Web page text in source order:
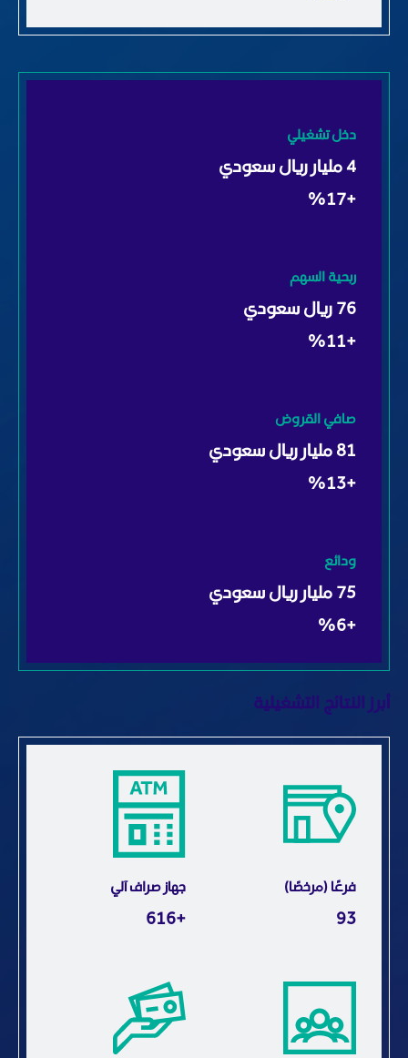
دخل تشغيلي
مليار ريال سعودي
ربحية السهم
2.00ريال سعودي
صافي القروض
212مليار ريال سعودي
ودائع
197مليار ريال سعودي
النتائج التشغيلية
فرعًا (مرخصًا)
259
جهاز صراف آلي